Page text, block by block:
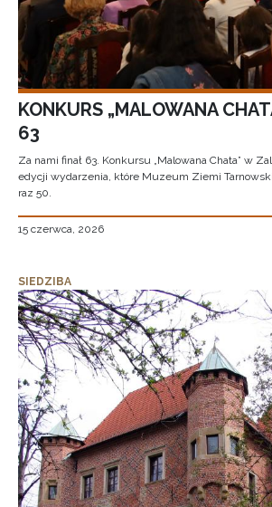
KONKURS „MALOWANA
63
Za nami finał 63. Konkursu „Malowana Chata” w
edycji wydarzenia, które Muzeum Ziemi
raz 50.
15 czerwca, 2026
SIEDZIBA